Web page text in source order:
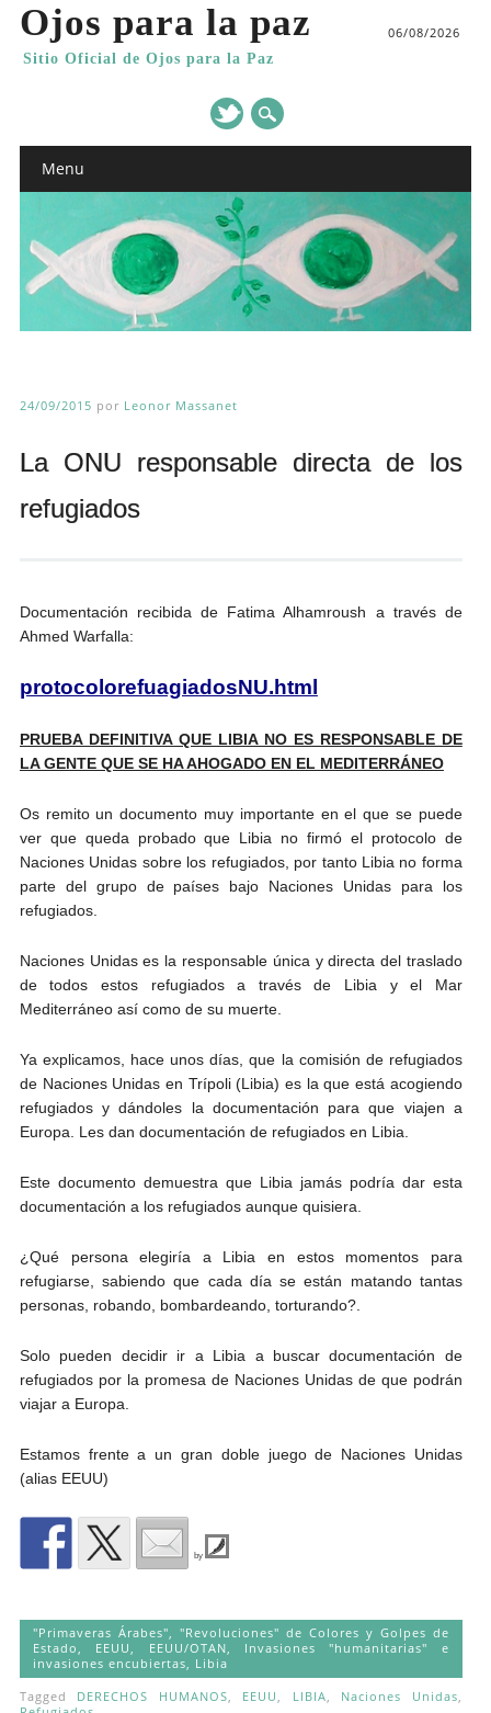
Ojos para la paz
Sitio Oficial de Ojos para la Paz
06/08/2026
Main menu
Menu
24/09/2015 por Leonor Massanet
La ONU responsable directa de los
refugiados
Documentación recibida de Fatima Alhamroush a través de
Ahmed Warfalla:
protocolorefuagiadosNU.html
PRUEBA DEFINITIVA QUE LIBIA NO ES RESPONSABLE DE
LA GENTE QUE SE HA AHOGADO EN EL MEDITERRÁNEO
Os remito un documento muy importante en el que se puede
ver que queda probado que Libia no firmó el protocolo de
Naciones Unidas sobre los refugiados, por tanto Libia no forma
parte del grupo de países bajo Naciones Unidas para los
refugiados.
Naciones Unidas es la responsable única y directa del traslado
de todos estos refugiados a través de Libia y el Mar
Mediterráneo así como de su muerte.
Ya explicamos, hace unos días, que la comisión de refugiados
de Naciones Unidas en Trípoli (Libia) es la que está acogiendo
refugiados y dándoles la documentación para que viajen a
Europa. Les dan documentación de refugiados en Libia.
Este documento demuestra que Libia jamás podría dar esta
documentación a los refugiados aunque quisiera.
¿Qué persona elegiría a Libia en estos momentos para
refugiarse, sabiendo que cada día se están matando tantas
personas, robando, bombardeando, torturando?.
Solo pueden decidir ir a Libia a buscar documentación de
refugiados por la promesa de Naciones Unidas de que podrán
viajar a Europa.
Estamos frente a un gran doble juego de Naciones Unidas
(alias EEUU)
by
"Primaveras Árabes", "Revoluciones" de Colores y Golpes de
Estado
EEUU EEUU/OTAN
Invasiones "humanitarias" e
invasiones encubiertas
Libia
Tagged DERECHOS HUMANOS EEUU LIBIA Naciones Unidas